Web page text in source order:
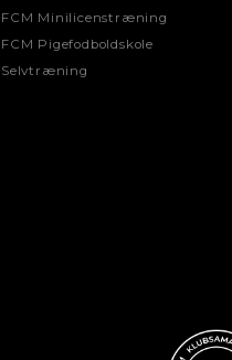
FCM Minilicenstræning
FCM Pigefodboldskole
Selvtræning